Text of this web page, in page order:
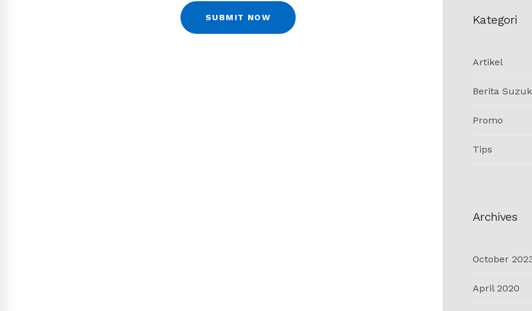
Kategori
Artikel
Berita
Promo
Tips
Archives
October
April 2020